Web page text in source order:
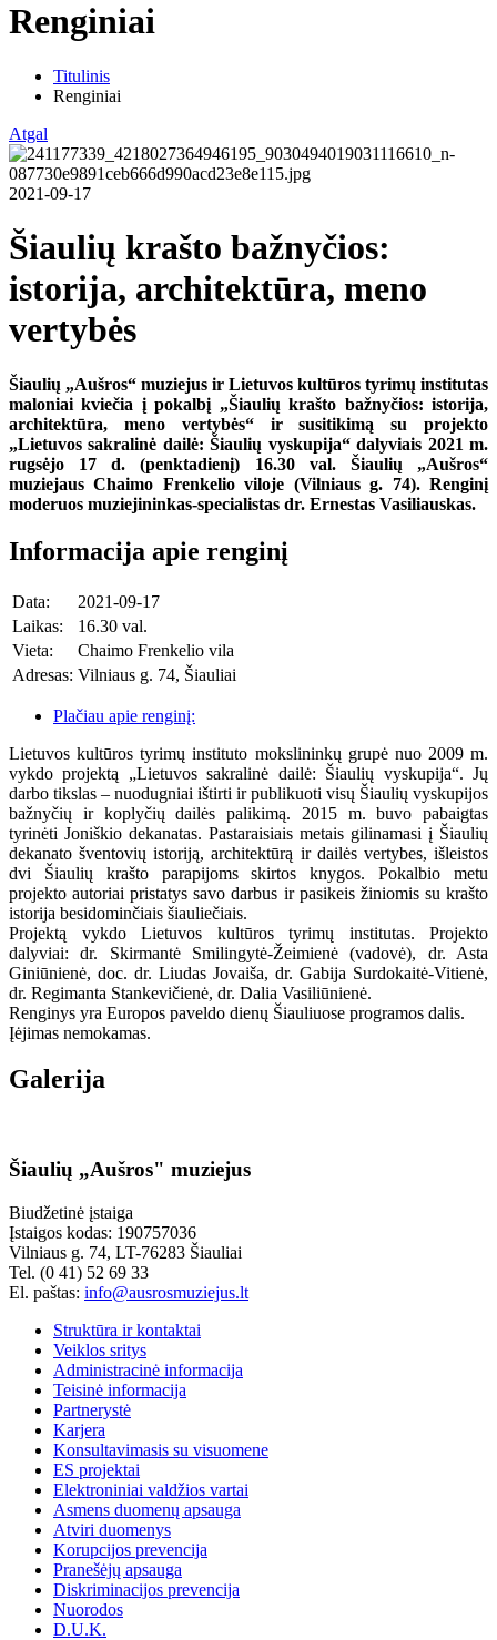
Renginiai
Titulinis
Renginiai
Atgal
2021-09-17
Šiaulių krašto bažnyčios:
istorija, architektūra, meno
vertybės
Šiaulių „Aušros“ muziejus ir Lietuvos kultūros tyrimų institutas
maloniai kviečia į pokalbį „Šiaulių krašto bažnyčios: istorija,
architektūra, meno vertybės“ ir susitikimą su projekto
„Lietuvos sakralinė dailė: Šiaulių vyskupija“ dalyviais 2021 m.
rugsėjo 17 d. (penktadienį) 16.30 val. Šiaulių „Aušros“
muziejaus Chaimo Frenkelio viloje (Vilniaus g. 74). Renginį
moderuos muziejininkas-specialistas dr. Ernestas Vasiliauskas.
Informacija apie renginį
Data:
2021-09-17
Laikas:
16.30 val.
Vieta:
Chaimo Frenkelio vila
Adresas: Vilniaus g. 74, Šiauliai
Plačiau apie renginį:
Lietuvos kultūros tyrimų instituto mokslininkų grupė nuo 2009 m.
vykdo projektą „Lietuvos sakralinė dailė: Šiaulių vyskupija“. Jų
darbo tikslas – nuodugniai ištirti ir publikuoti visų Šiaulių vyskupijos
bažnyčių ir koplyčių dailės palikimą. 2015 m. buvo pabaigtas
tyrinėti Joniškio dekanatas. Pastaraisiais metais gilinamasi į Šiaulių
dekanato šventovių istoriją, architektūrą ir dailės vertybes, išleistos
dvi Šiaulių krašto parapijoms skirtos knygos. Pokalbio metu
projekto autoriai pristatys savo darbus ir pasikeis žiniomis su krašto
istorija besidominčiais šiauliečiais.
Projektą vykdo Lietuvos kultūros tyrimų institutas. Projekto
dalyviai: dr. Skirmantė Smilingytė-Žeimienė (vadovė), dr. Asta
Giniūnienė, doc. dr. Liudas Jovaiša, dr. Gabija Surdokaitė-Vitienė,
dr. Regimanta Stankevičienė, dr. Dalia Vasiliūnienė.
Renginys yra Europos paveldo dienų Šiauliuose programos dalis.
Įėjimas nemokamas.
Galerija
Šiaulių „Aušros" muziejus
Biudžetinė įstaiga
Įstaigos kodas: 190757036
Vilniaus g. 74, LT-76283 Šiauliai
Tel. (0 41) 52 69 33
El. paštas: info@ausrosmuziejus.lt
Struktūra ir kontaktai
Veiklos sritys
Administracinė informacija
Teisinė informacija
Partnerystė
Karjera
Konsultavimasis su visuomene
ES projektai
Elektroniniai valdžios vartai
Asmens duomenų apsauga
Atviri duomenys
Korupcijos prevencija
Pranešėjų apsauga
Diskriminacijos prevencija
Nuorodos
D.U.K.